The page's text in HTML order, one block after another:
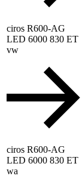
ciros R600-AG
LED 6000 830 ET
vw
ciros R600-AG
LED 6000 830 ET
wa